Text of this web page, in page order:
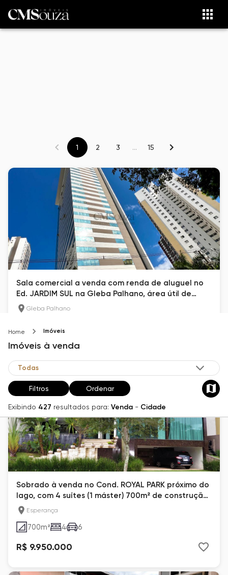
Home Imóveis
Imóveis à venda
Filtros Ordenar
Exibindo 427 resultados para: Venda - Cidade
1 2 3 ... 15
Sala comercial a venda com renda de aluguel no
Ed. JARDIM SUL na Gleba Palhano, área útil de
48m², andar alto, face sul, com renda de aluguel
Gleba Palhano
R$ 710.000
Sobrado à venda no Cond. ROYAL PARK próximo do
lago, com 4 suítes (1 máster) 700m² de construção,
Londrina-Pr - com renda de aluguel
Esperança
700m² 4 6
R$ 9.950.000